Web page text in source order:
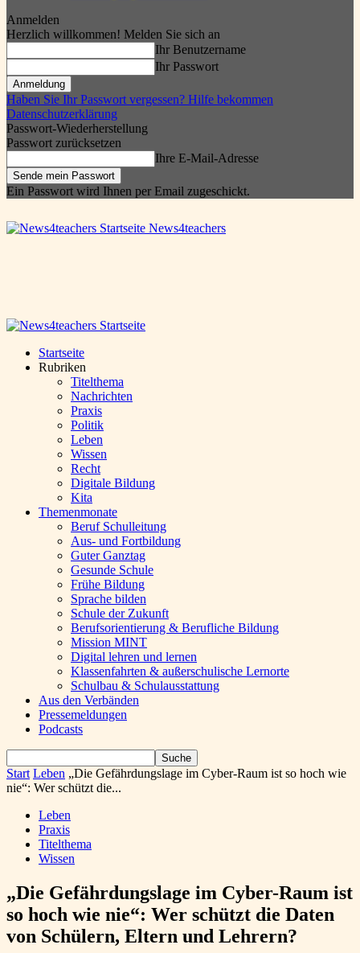
Anmelden
Herzlich willkommen! Melden Sie sich an
Ihr Benutzername
Ihr Passwort
Haben Sie Ihr Passwort vergessen? Hilfe bekommen
Datenschutzerklärung
Passwort-Wiederherstellung
Passwort zurücksetzen
Ihre E-Mail-Adresse
Ein Passwort wird Ihnen per Email zugeschickt.
News4teachers
Startseite
Rubriken
Titelthema
Nachrichten
Praxis
Politik
Leben
Wissen
Recht
Digitale Bildung
Kita
Themenmonate
Beruf Schulleitung
Aus- und Fortbildung
Guter Ganztag
Gesunde Schule
Frühe Bildung
Sprache bilden
Schule der Zukunft
Berufsorientierung & Berufliche Bildung
Mission MINT
Digital lehren und lernen
Klassenfahrten & außerschulische Lernorte
Schulbau & Schulausstattung
Aus den Verbänden
Pressemeldungen
Podcasts
Start Leben „Die Gefährdungslage im Cyber-Raum ist so hoch wie
nie“: Wer schützt die...
Leben
Praxis
Titelthema
Wissen
„Die Gefährdungslage im Cyber-Raum ist
so hoch wie nie“: Wer schützt die Daten
von Schülern, Eltern und Lehrern?